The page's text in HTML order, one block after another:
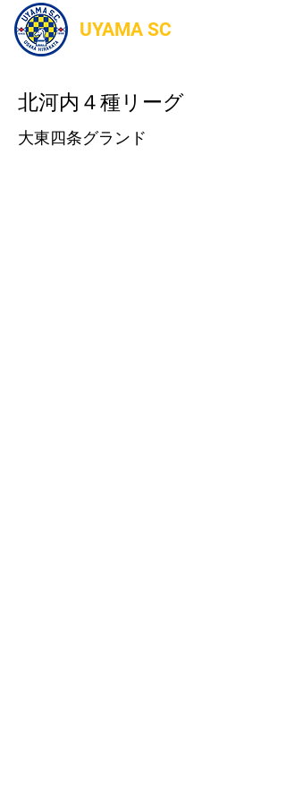
UYAMA SC
北河内４種リーグ
大東四条グランド